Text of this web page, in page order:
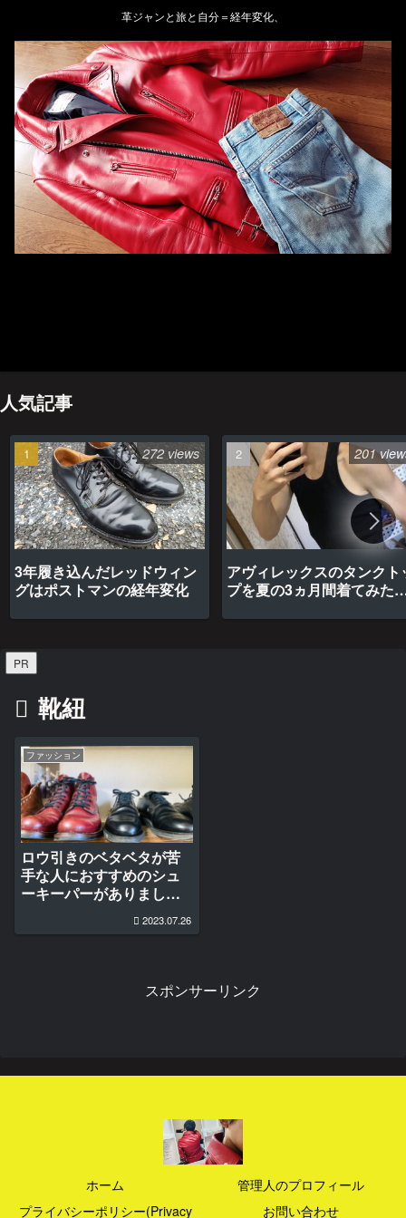
革ジャンと旅と自分＝経年変化、
人気記事
3年履き込んだレッドウィン
グはポストマンの経年変化
272 views
アヴィレックスのタンクト
プを夏の3ヵ月間着てみた
201
PR
靴紐
ファッション
ロウ引きのベタベタが苦
手な人におすすめのシュ
ーキーパーがありました
2023.07.26
スポンサーリンク
ホーム
管理人のプロフィール
プライバシーポリシー(Privacy
お問い合わせ